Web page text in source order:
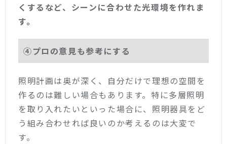
くするなど、シーンに合わせた光環境を作れま
す。
④プロの意見も参考にする
照明計画は奥が深く、自分だけで理想の空間を
作るのは難しい場合もあります。特に多層照明
を取り入れたいといった場合に、照明器具をど
う組み合わせれば良いのか考えるのは大変で
す。